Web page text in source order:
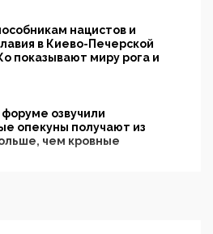
нацистов и
в Киево-Печерской
показывают миру рога и
озвучили
опекуны получают из
чем кровные